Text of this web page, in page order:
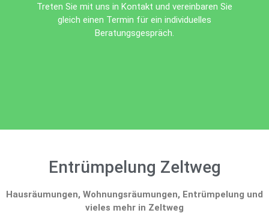
Treten Sie mit uns in Kontakt und vereinbaren Sie
gleich einen Termin für ein individuelles
Beratungsgespräch.
Entrümpelung Zeltweg
Hausräumungen, Wohnungsräumungen, Entrümpelung und
vieles mehr in Zeltweg